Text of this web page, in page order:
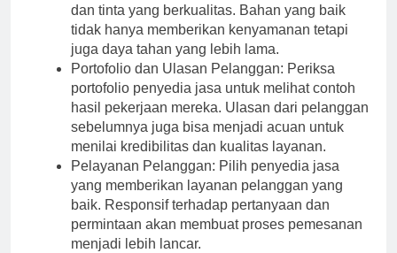
dan tinta yang berkualitas. Bahan yang baik
tidak hanya memberikan kenyamanan tetapi
juga daya tahan yang lebih lama.
Portofolio dan Ulasan Pelanggan: Periksa
portofolio penyedia jasa untuk melihat contoh
hasil pekerjaan mereka. Ulasan dari pelanggan
sebelumnya juga bisa menjadi acuan untuk
menilai kredibilitas dan kualitas layanan.
Pelayanan Pelanggan: Pilih penyedia jasa
yang memberikan layanan pelanggan yang
baik. Responsif terhadap pertanyaan dan
permintaan akan membuat proses pemesanan
menjadi lebih lancar.